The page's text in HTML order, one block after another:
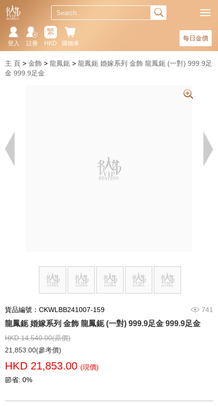
每日金價
購物車
繁
HKD
註冊
登入
主 頁 金飾 龍鳳鈪
龍鳳鈪 婚嫁系列 金飾 龍鳳鈪 (一對) 999.9足
金 999.9足金
貨品編號：CKWLBB241007-159 741
龍鳳鈪 婚嫁系列 金飾 龍鳳鈪 (一對) 999.9足金 999.9足金
HKD 14,540.00(原價)
21,853.00(參考價)
HKD 21,853.00 (現價)
節省: 0%